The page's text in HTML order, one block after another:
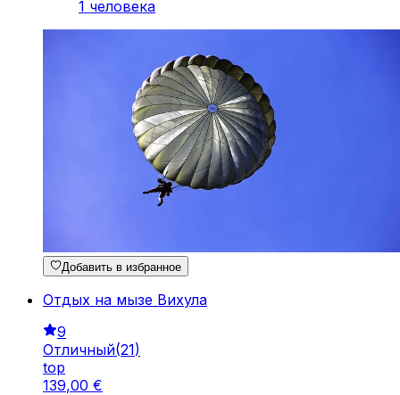
1 человека
Добавить в избранное
Отдых на мызе Вихула
9
Отличный(21)
top
139,00 €